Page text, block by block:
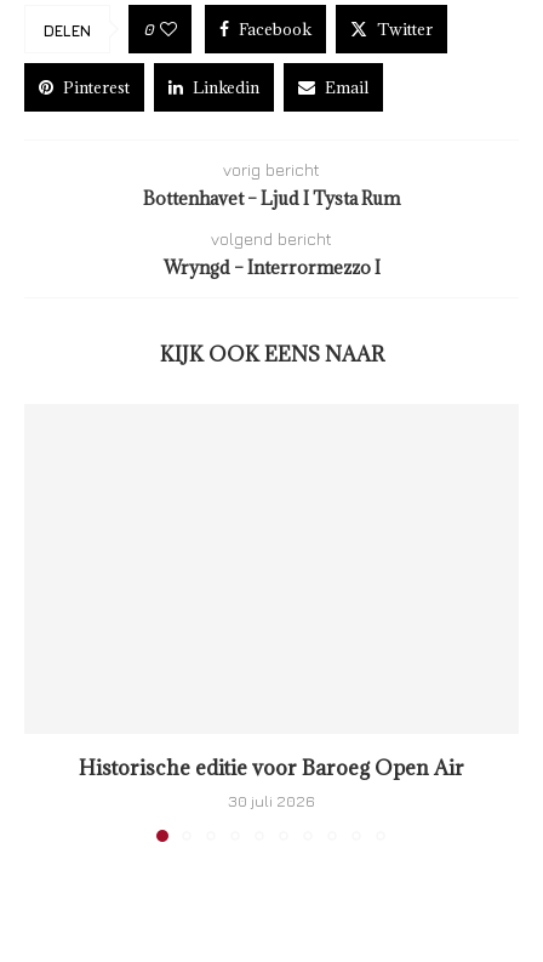
DELEN 0 Facebook Twitter
Pinterest Linkedin Email
vorig bericht
Bottenhavet – Ljud I Tysta Rum
volgend bericht
Wryngd – Interrormezzo I
KIJK OOK EENS NAAR
Historische editie voor Baroeg Open Air
30 juli 2026